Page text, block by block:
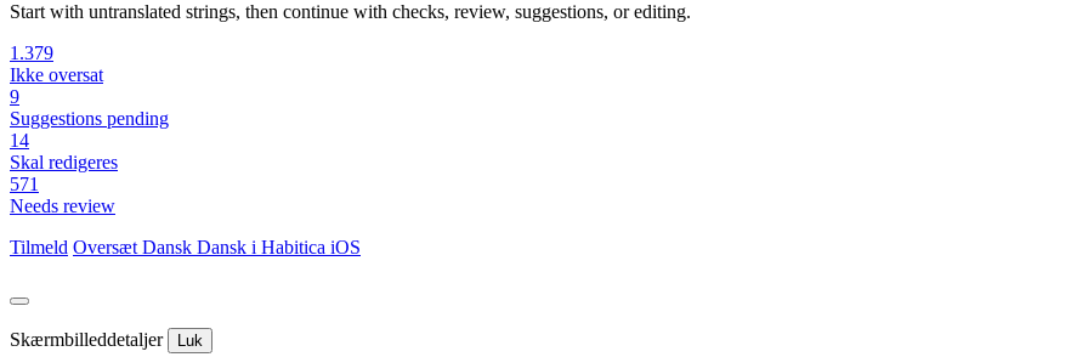
Start with untranslated strings, then continue with checks, review, suggestions, or editing.
1.379
Ikke oversat
9
Suggestions pending
14
Skal redigeres
571
Needs review
Tilmeld Oversæt Dansk Dansk i Habitica iOS
Skærmbilleddetaljer Luk